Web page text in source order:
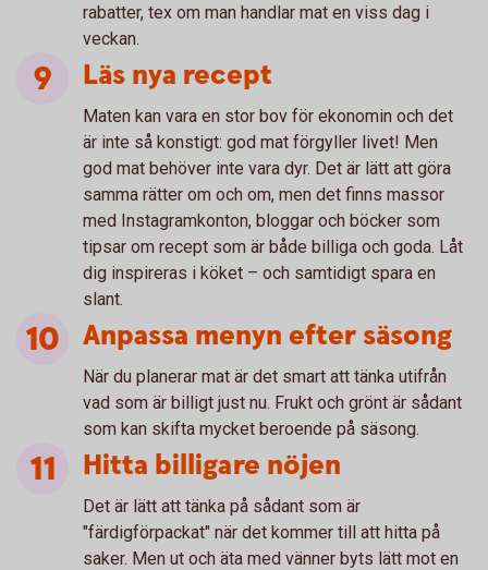
rabatter, tex om man handlar mat en viss dag i
veckan.
Läs nya recept
Maten kan vara en stor bov för ekonomin och det
är inte så konstigt: god mat förgyller livet! Men
god mat behöver inte vara dyr. Det är lätt att göra
samma rätter om och om, men det finns massor
med Instagramkonton, bloggar och böcker som
tipsar om recept som är både billiga och goda. Låt
dig inspireras i köket – och samtidigt spara en
slant.
Anpassa menyn efter säsong
När du planerar mat är det smart att tänka utifrån
vad som är billigt just nu. Frukt och grönt är sådant
som kan skifta mycket beroende på säsong.
Hitta billigare nöjen
Det är lätt att tänka på sådant som är
"färdigförpackat" när det kommer till att hitta på
saker. Men ut och äta med vänner byts lätt mot en